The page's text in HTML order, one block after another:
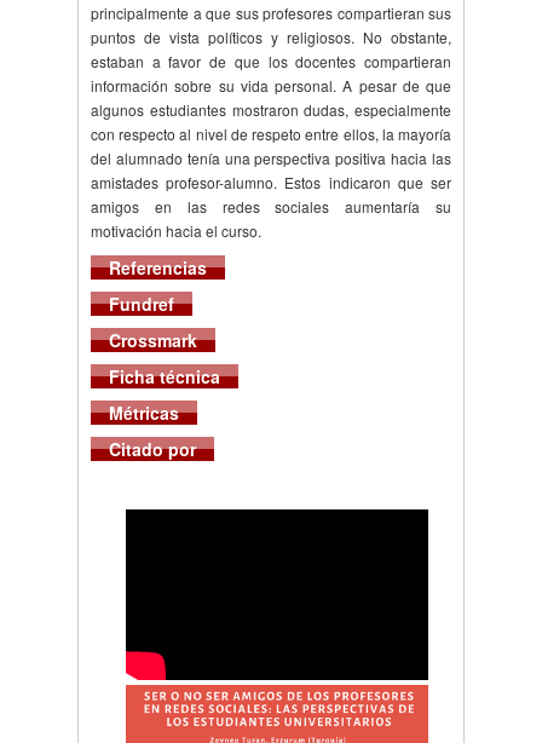
principalmente a que sus profesores compartieran sus
puntos de vista políticos y religiosos. No obstante,
estaban a favor de que los docentes compartieran
información sobre su vida personal. A pesar de que
algunos estudiantes mostraron dudas, especialmente
con respecto al nivel de respeto entre ellos, la mayoría
del alumnado tenía una perspectiva positiva hacia las
amistades profesor-alumno. Estos indicaron que ser
amigos en las redes sociales aumentaría su
motivación hacia el curso.
Referencias
Fundref
Crossmark
Ficha técnica
Métricas
Citado por